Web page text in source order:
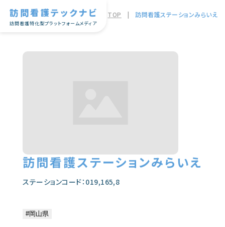
訪問看護テックナビ
訪問看護特化型プラットフォームメディア
TOP | 訪問看護ステーションみらいえ
訪問看護ステーションみらいえ
ステーションコード：019,165,8